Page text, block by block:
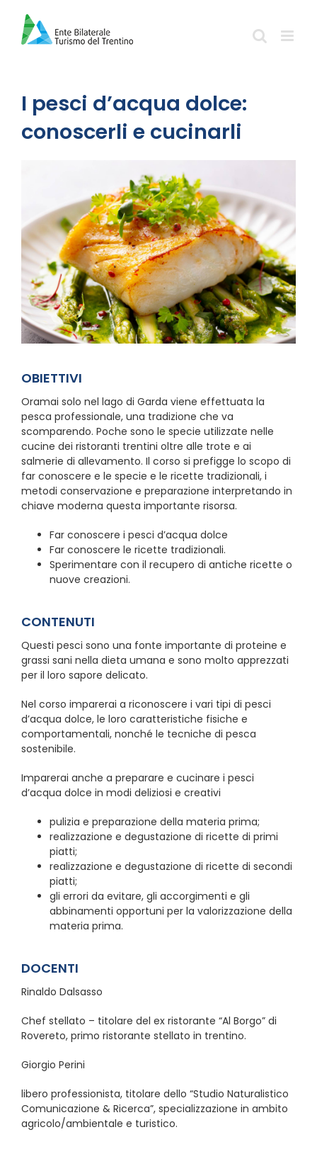
contenuto
I pesci d’acqua dolce:
conoscerli e cucinarli
OBIETTIVI
Oramai solo nel lago di Garda viene effettuata la
pesca professionale, una tradizione che va
scomparendo. Poche sono le specie utilizzate nelle
cucine dei ristoranti trentini oltre alle trote e ai
salmerie di allevamento. Il corso si prefigge lo scopo di
far conoscere e le specie e le ricette tradizionali, i
metodi conservazione e preparazione interpretando in
chiave moderna questa importante risorsa.
Far conoscere i pesci d’acqua dolce
Far conoscere le ricette tradizionali.
Sperimentare con il recupero di antiche ricette o
nuove creazioni.
CONTENUTI
Questi pesci sono una fonte importante di proteine e
grassi sani nella dieta umana e sono molto apprezzati
per il loro sapore delicato.
Nel corso imparerai a riconoscere i vari tipi di pesci
d’acqua dolce, le loro caratteristiche fisiche e
comportamentali, nonché le tecniche di pesca
sostenibile.
Imparerai anche a preparare e cucinare i pesci
d’acqua dolce in modi deliziosi e creativi
pulizia e preparazione della materia prima;
realizzazione e degustazione di ricette di primi
piatti;
realizzazione e degustazione di ricette di secondi
piatti;
gli errori da evitare, gli accorgimenti e gli
abbinamenti opportuni per la valorizzazione della
materia prima.
DOCENTI
Rinaldo Dalsasso
Chef stellato – titolare del ex ristorante “Al Borgo” di
Rovereto, primo ristorante stellato in trentino.
Giorgio Perini
libero professionista, titolare dello “Studio Naturalistico
Comunicazione & Ricerca”, specializzazione in ambito
agricolo/ambientale e turistico.